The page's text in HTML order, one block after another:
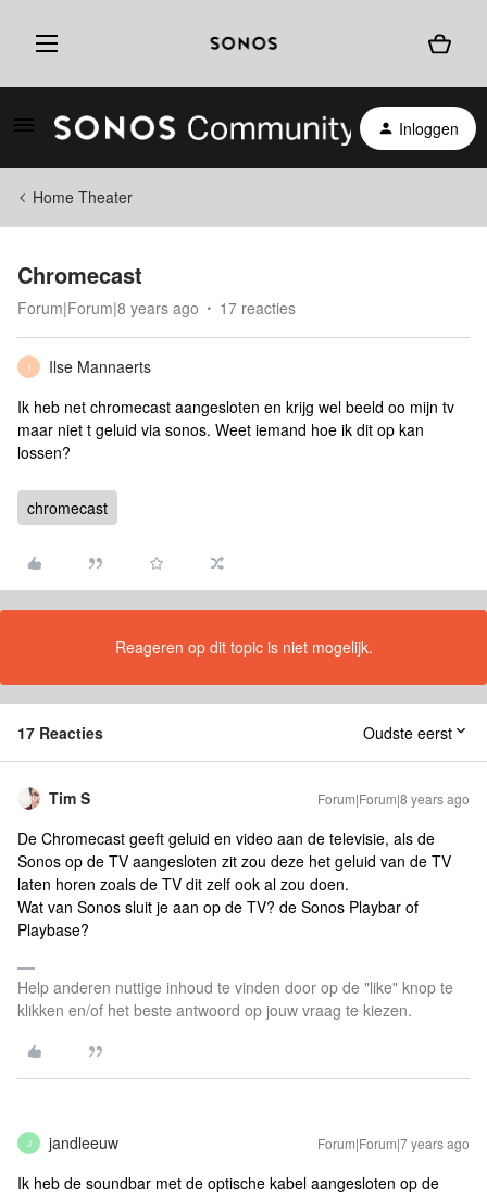
Inloggen
Home Theater
Chromecast
Forum|Forum|8 years ago 17 reacties
I
Ilse Mannaerts
Ik heb net chromecast aangesloten en krijg wel beeld oo mijn tv
maar niet t geluid via sonos. Weet iemand hoe ik dit op kan
lossen?
chromecast
Reageren op dit topic is niet mogelijk.
17 Reacties Oudste eerst
Tim S Forum|Forum|8 years ago
De Chromecast geeft geluid en video aan de televisie, als de
Sonos op de TV aangesloten zit zou deze het geluid van de TV
laten horen zoals de TV dit zelf ook al zou doen.
Wat van Sonos sluit je aan op de TV? de Sonos Playbar of
Playbase?
Help anderen nuttige inhoud te vinden door op de "like" knop te
klikken en/of het beste antwoord op jouw vraag te kiezen.
J jandleeuw Forum|Forum|7 years ago
Ik heb de soundbar met de optische kabel aangesloten op de